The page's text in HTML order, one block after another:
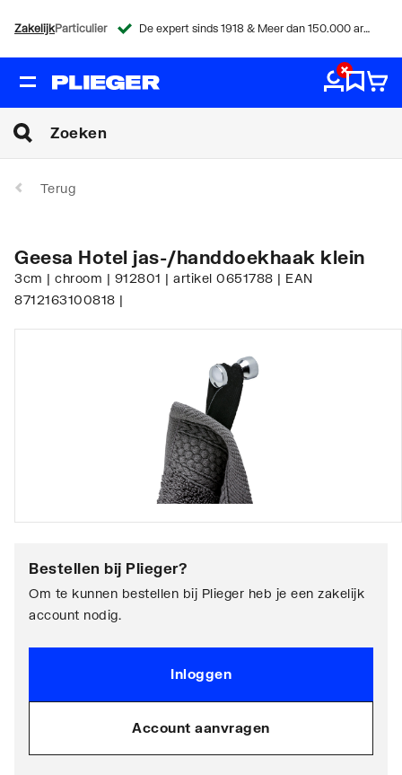
ZakelijkParticulier De expert sinds 1918 & Meer dan 150.000 artikelen
Terug
Geesa Hotel jas-/handdoekhaak klein
3cm | chroom | 912801 | artikel 0651788 | EAN
8712163100818 |
Bestellen bij Plieger?
Om te kunnen bestellen bij Plieger heb je een zakelijk
account nodig.
Inloggen
Account aanvragen